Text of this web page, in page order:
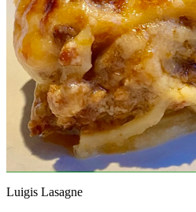
Luigis Lasagne